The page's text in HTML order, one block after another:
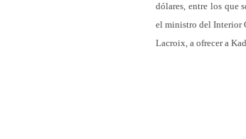
dólares, entre los que
el ministro del Interior
Lacroix, a ofrecer a